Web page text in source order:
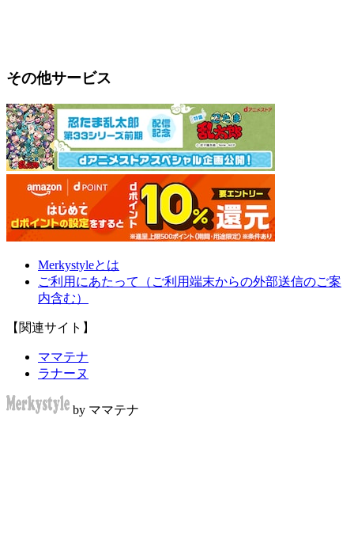
その他サービス
Merkystyleとは
ご利用にあたって（ご利用端末からの外部送信のご案
内含む）
【関連サイト】
ママテナ
ラナーヌ
by ママテナ